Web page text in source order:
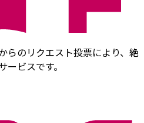
らのリクエスト投票により、絶
ビスです。